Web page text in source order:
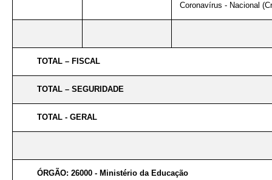
Coronavírus - Nacional
TOTAL – FISCAL
TOTAL – SEGURIDADE
TOTAL - GERAL
ÓRGÃO: 26000 - Ministério da Educação